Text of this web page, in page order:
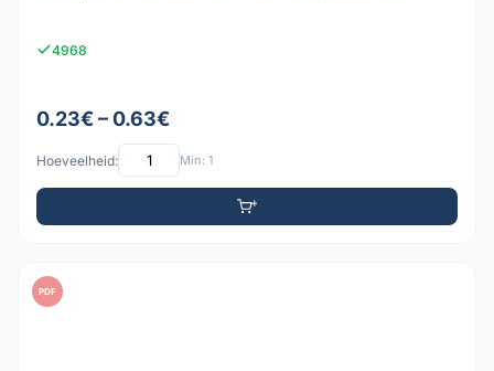
4968
0.23€ – 0.63€
Hoeveelheid: Min: 1
PDF